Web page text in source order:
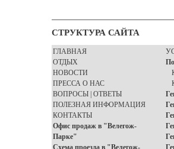
СТРУКТУРА САЙТА
ГЛАВНАЯ
ОТДЫХ
НОВОСТИ
ПРЕССА О НАС
ВОПРОСЫ | ОТВЕТЫ
ПОЛЕЗНАЯ ИНФОРМАЦИЯ
КОНТАКТЫ
Офис продаж в "Велегож-
Парке"
Схема проезда в "Велегож-